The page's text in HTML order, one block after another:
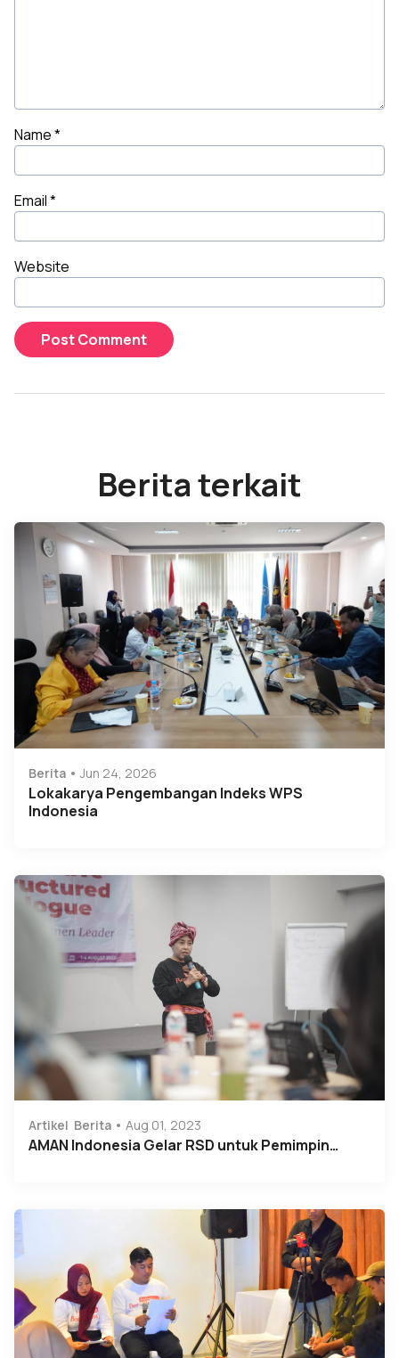
Name*
Email*
Website
Berita terkait
Berita Jun 24, 2026
Lokakarya Pengembangan Indeks WPS
Indonesia
Artikel Berita Aug 01, 2023
AMAN Indonesia Gelar RSD untuk Pemimpin…